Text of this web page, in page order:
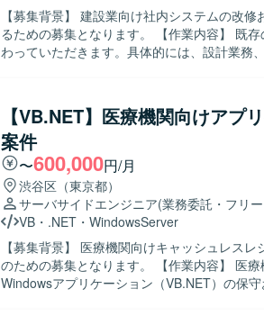
【募集背景】 建設業向け社内システムの改
るための募集となります。 【作業内容】 既存の社内システムに対する改修および機能追加に携
わっていただきます。具体的には、設計業務
のコミュニケーションを取りながら進行で
軟に対応し、責任感を持って品質確保に取り組ん
ンの魅力】 既存システムの改修・機能追加
一連の工程に関わることができます。顧客と
ら実装・試験まで一貫した経験を積むことができます。 【開発環境】
Forms）およびOracleを用いた環境での開発
ます。
【VB.NET】医療機関向けアプ
案件
〜600,000円/月
渋谷区（東京都）
サーバサイドエンジニア(業務委託・フリ
VB ・ .NET ・ WindowsServer
【募集背景】 医療機関向けキャッシュレス
のための募集となります。 【作業内容】 医療機関向けキャッシュレスレジシステムにおける
Windowsアプリケーション（VB.NET）の保